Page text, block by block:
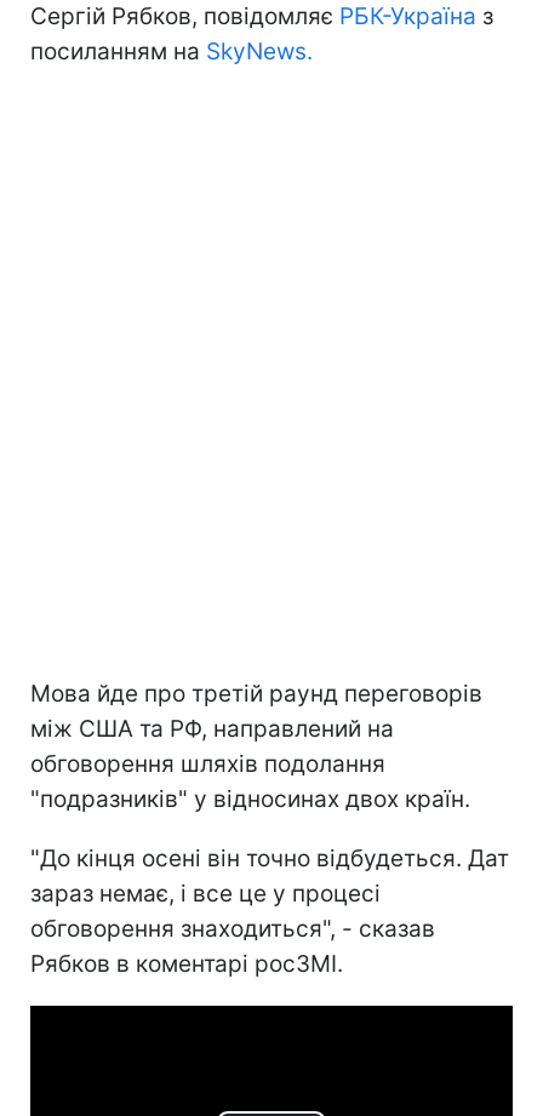
Сергій Рябков, повідомляє РБК-Україна з
посиланням на SkyNews.
Мова йде про третій раунд переговорів
між США та РФ, направлений на
обговорення шляхів подолання
"подразників" у відносинах двох країн.
"До кінця осені він точно відбудеться. Дат
зараз немає, і все це у процесі
обговорення знаходиться", - сказав
Рябков в коментарі росЗМІ.